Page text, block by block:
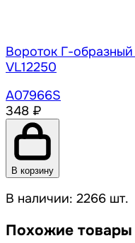
Вороток Г-
VL12250
A07966S
348 ₽
В корзину
В наличии: 2266 шт.
Похожие товары